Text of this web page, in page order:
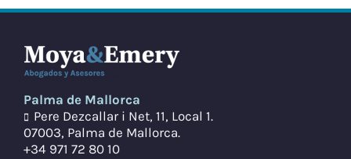
Palma de Mallorca
Pere Dezcallar i Net, 11, Local 1.
07003, Palma de Mallorca.
+34 971 72 80 10